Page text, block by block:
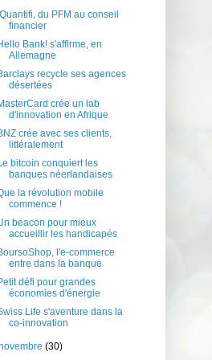
du PFM au conseil
financier
Bank! s'affirme, en
Allemagne
recycle ses agences
désertées
crée un lab
d'innovation en Afrique
crée avec ses clients,
littéralement
bitcoin conquiert les
banques néerlandaises
la révolution mobile
commence !
beacon pour mieux
accueillir les handicapés
l'e-commerce
entre dans la banque
défi pour grandes
économies d'énergie
Life s'aventure dans la
co-innovation
(30)